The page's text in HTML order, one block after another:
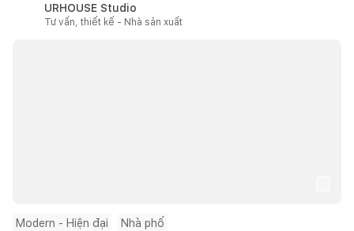
URHOUSE Studio
Tư vấn, thiết kế - Nhà sản xuất
Modern - Hiện đại Nhà phố